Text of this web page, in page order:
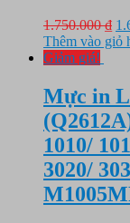
1.750.000₫
Thêm vào giỏ
Giảm giá!
Mực in
1010/
3020/